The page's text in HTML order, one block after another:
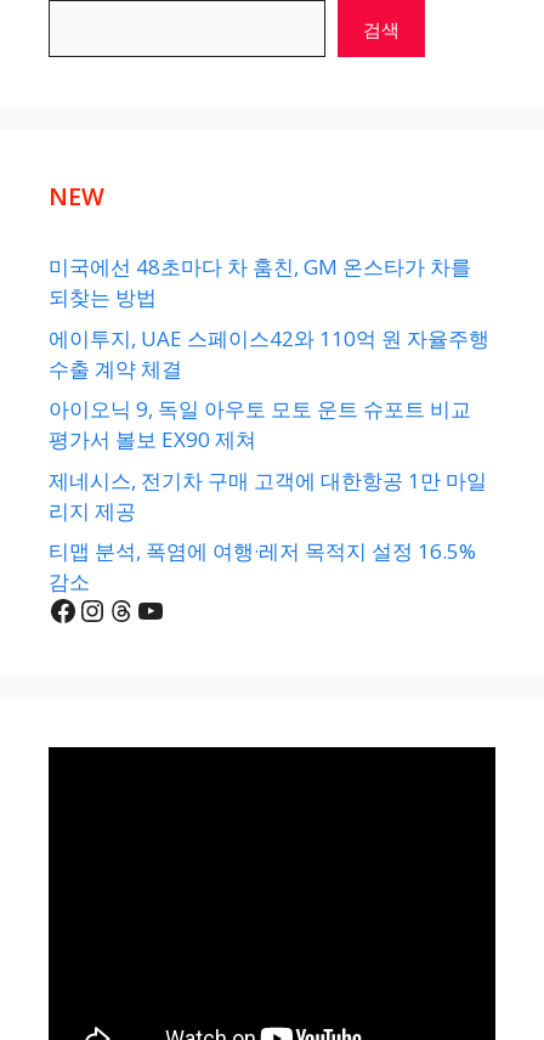
검색
NEW
미국에선 48초마다 차 훔친, GM 온스타가 차를
되찾는 방법
에이투지, UAE 스페이스42와 110억 원 자율주행
수출 계약 체결
아이오닉 9, 독일 아우토 모토 운트 슈포트 비교
평가서 볼보 EX90 제쳐
제네시스, 전기차 구매 고객에 대한항공 1만 마일
리지 제공
티맵 분석, 폭염에 여행·레저 목적지 설정 16.5%
감소
Facebook
Instagram
Threads
YouTube